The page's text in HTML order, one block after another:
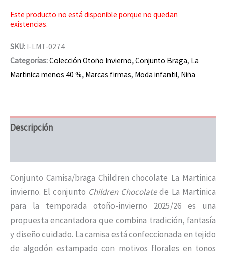
Este producto no está disponible porque no quedan
existencias.
SKU: I-LMT-0274
Categorías:Colección Otoño Invierno,Conjunto Braga, La
Martinica menos 40 %, Marcas firmas, Moda infantil, Niña
Descripción
Conjunto Camisa/braga Children chocolate La Martinica
invierno. El conjunto Children Chocolatede La Martinica
para la temporada otoño-invierno 2025/26 es una
propuesta encantadora que combina tradición, fantasía
y diseño cuidado. La camisa está confeccionada en tejido
de algodón estampado con motivos florales en tonos